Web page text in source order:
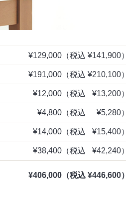
¥129,000 （税込 ¥141,900）
¥191,000 （税込 ¥210,100）
¥12,000 （税込 ¥13,200）
¥4,800 （税込 ¥5,280）
¥14,000 （税込 ¥15,400）
¥38,400 （税込 ¥42,240）
¥406,000 （税込 ¥446,600）